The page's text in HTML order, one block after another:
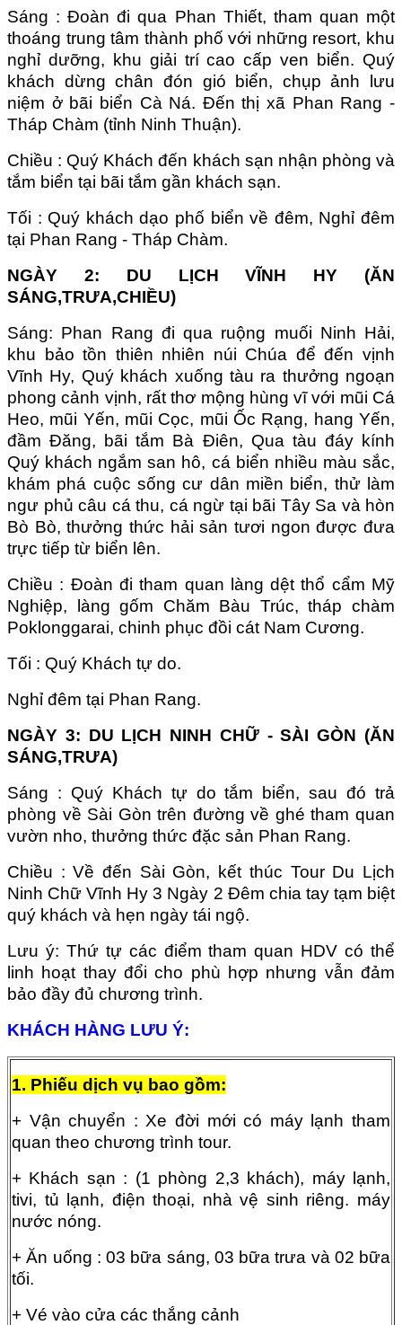
Sáng : Đoàn đi qua Phan Thiết, tham quan một
thoáng trung tâm thành phố với những resort, khu
nghỉ dưỡng, khu giải trí cao cấp ven biển. Quý
khách dừng chân đón gió biển, chụp ảnh lưu
niệm ở bãi biển Cà Ná. Đến thị xã Phan Rang -
Tháp Chàm (tỉnh Ninh Thuận).
Chiều : Quý Khách đến khách sạn nhận phòng và
tắm biển tại bãi tắm gần khách sạn.
Tối : Quý khách dạo phố biển về đêm, Nghỉ đêm
tại Phan Rang - Tháp Chàm.
NGÀY 2: DU LỊCH VĨNH HY (ĂN
SÁNG,TRƯA,CHIỀU)
Sáng: Phan Rang đi qua ruộng muối Ninh Hải,
khu bảo tồn thiên nhiên núi Chúa để đến vịnh
Vĩnh Hy, Quý khách xuống tàu ra thưởng ngoạn
phong cảnh vịnh, rất thơ mộng hùng vĩ với mũi Cá
Heo, mũi Yến, mũi Cọc, mũi Ốc Rạng, hang Yến,
đầm Đăng, bãi tắm Bà Điên, Qua tàu đáy kính
Quý khách ngắm san hô, cá biển nhiều màu sắc,
khám phá cuộc sống cư dân miền biển, thử làm
ngư phủ câu cá thu, cá ngừ tại bãi Tây Sa và hòn
Bò Bò, thưởng thức hải sản tươi ngon được đưa
trực tiếp từ biển lên.
Chiều : Đoàn đi tham quan làng dệt thổ cẩm Mỹ
Nghiệp, làng gốm Chăm Bàu Trúc, tháp chàm
Poklonggarai, chinh phục đồi cát Nam Cương.
Tối : Quý Khách tự do.
Nghỉ đêm tại Phan Rang.
NGÀY 3: DU LỊCH NINH CHỮ - SÀI GÒN (ĂN
SÁNG,TRƯA)
Sáng : Quý Khách tự do tắm biển, sau đó trả
phòng về Sài Gòn trên đường về ghé tham quan
vườn nho, thưởng thức đặc sản Phan Rang.
Chiều : Về đến Sài Gòn, kết thúc Tour Du Lịch
Ninh Chữ Vĩnh Hy 3 Ngày 2 Đêm chia tay tạm biệt
quý khách và hẹn ngày tái ngộ.
Lưu ý: Thứ tự các điểm tham quan HDV có thể
linh hoạt thay đổi cho phù hợp nhưng vẫn đảm
bảo đầy đủ chương trình.
KHÁCH HÀNG LƯU Ý:
1. Phiếu dịch vụ bao gồm:
+ Vận chuyển : Xe đời mới có máy lạnh tham
quan theo chương trình tour.
+ Khách sạn : (1 phòng 2,3 khách), máy lạnh,
tivi, tủ lạnh, điện thoại, nhà vệ sinh riêng. máy
nước nóng.
+ Ăn uống : 03 bữa sáng, 03 bữa trưa và 02 bữa
tối.
+ Vé vào cửa các thắng cảnh